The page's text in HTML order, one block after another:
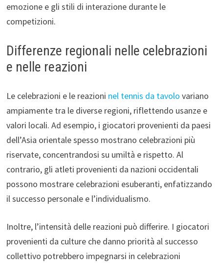
emozione e gli stili di interazione durante le
competizioni.
Differenze regionali nelle celebrazioni
e nelle reazioni
Le celebrazioni e le reazioni nel tennis da tavolo variano
ampiamente tra le diverse regioni, riflettendo usanze e
valori locali. Ad esempio, i giocatori provenienti da paesi
dell’Asia orientale spesso mostrano celebrazioni più
riservate, concentrandosi su umiltà e rispetto. Al
contrario, gli atleti provenienti da nazioni occidentali
possono mostrare celebrazioni esuberanti, enfatizzando
il successo personale e l’individualismo.
Inoltre, l’intensità delle reazioni può differire. I giocatori
provenienti da culture che danno priorità al successo
collettivo potrebbero impegnarsi in celebrazioni